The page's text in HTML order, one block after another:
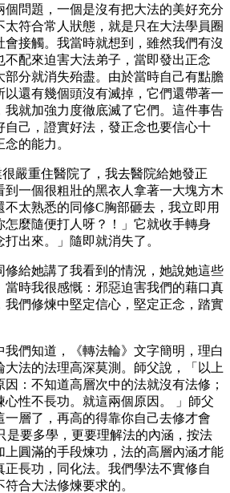
個問題，一個是沒有把大法的美好充分
太符合常人狀態，就是只在大法學員圈
接觸。我當時就想到，雖然我們有沒
不配來迫害大法弟子，當即發出正念
部分就消失殆盡。由於當時自己有點膽
以還有幾個頭沒有滅掉，它們還帶著一
我就加強力度徹底滅了它們。這件事告
自己，證實好法，發正念也要信心十
的能力。
嚴重住醫院了，我去醫院給她發正
到一個很粗壯的黑衣人拿著一大塊方木
太熟悉的同修C胸部砸去，我立即用
怎麼隨便打人呀？！」它就收手轉身
出來。」隨即就消失了。
修給她講了我看到的情況，她說她這些
當時我很感慨：邪惡迫害我們的藉口真
我們修煉中堅定信心，堅定正念，踏實
們知道，《轉法輪》文字簡明，理白
法的法理高深莫測。師父說，「以上
：不知道高層次中的法就沒有法修；
心性不長功。就這兩個原因。 」師父
一層了，再高的得靠你自己去修才會
是要多學，更要理解法的內涵，按法
上圓滿的手段煉功，法的高層內涵才能
正長功，同化法。我們學法不實修自
合大法修煉要求的。